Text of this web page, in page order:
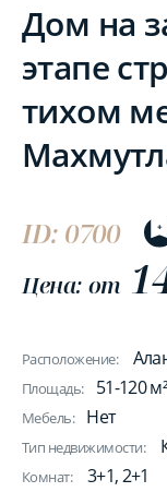
Дом на
этапе
тихом
ID: 0700
Цена: от
Расположение:
Площадь: 51-120
Мебель: Нет
Тип недвижимости:
Комнат: 3+1, 2+1